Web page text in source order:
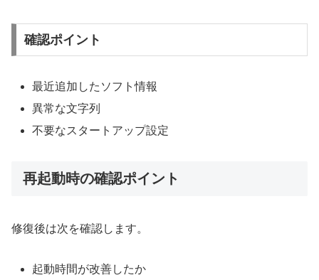
確認ポイント
最近追加したソフト情報
異常な文字列
不要なスタートアップ設定
再起動時の確認ポイント
修復後は次を確認します。
起動時間が改善したか